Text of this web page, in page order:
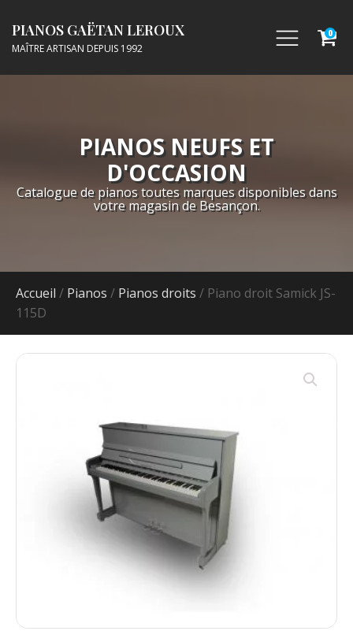
PIANOS GAËTAN LEROUX
MAÎTRE ARTISAN DEPUIS 1992
0
PIANOS NEUFS ET
D'OCCASION
Catalogue de pianos toutes marques disponibles dans
votre magasin de Besançon.
Accueil / Pianos / Pianos droits / Piano droit Samick JS-
115D